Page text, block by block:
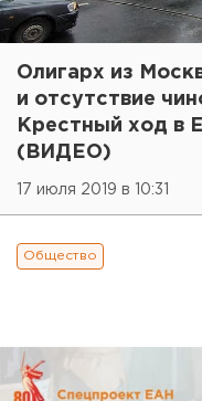
Олигарх из
и отсутствие
Крестный ход в
(ВИДЕО)
17 июля 2019 в 10:31
Общество